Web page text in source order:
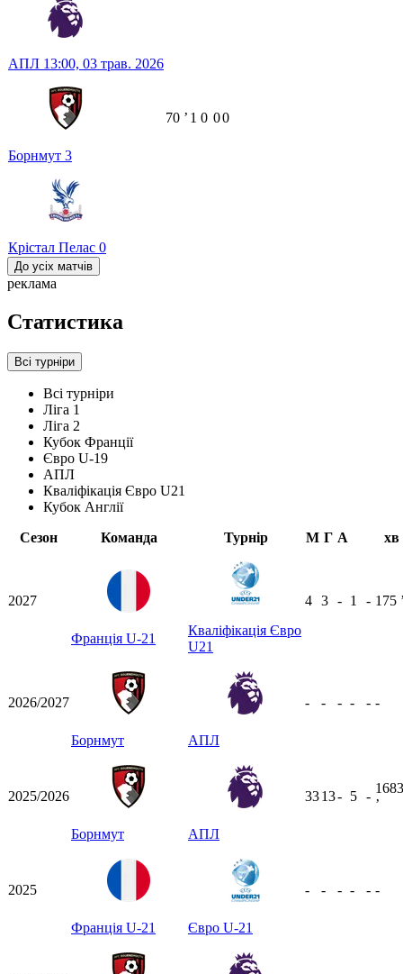
АПЛ 13:00, 03 трав. 2026
Борнмут 3
Крістал Пелас 0
70 ʼ 1 0 00
До усіх матчів
реклама
Статистика
Всі турніри
Всі турніри
Ліга 1
Ліга 2
Кубок Франції
Євро U-19
АПЛ
Кваліфікація Євро U21
Кубок Англії
Сезон
Команда Турнір М Г А хв
2027
Франція U-21
Кваліфікація Євро
U21
4 3 - 1 - 175
2026/2027
Борнмут АПЛ
- - - - - -
2025/2026
Борнмут АПЛ
3313- 5 -
1683
ʼ
2025
Франція U-21 Євро U-21
- - - - - -